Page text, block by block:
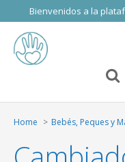
Bienvenidos a la
Home Bebés, Peques y